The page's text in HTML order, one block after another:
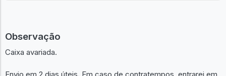
Observação
Caixa avariada.
Envio em 2 dias úteis. Em caso de contratempos, entrarei em